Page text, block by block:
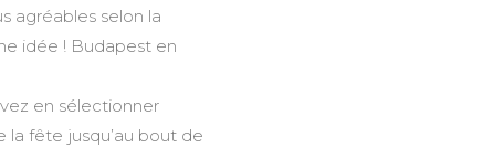
agréables selon la
idée ! Budapest en
en sélectionner
la fête jusqu’au bout de